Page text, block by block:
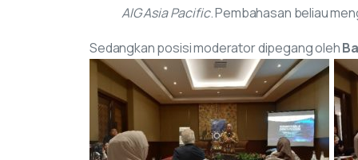
AIG Asia Pacific. Pembahasan beliau
Sedangkan posisi moderator dipegang oleh